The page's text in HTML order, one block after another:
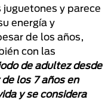
y parece
energía y
de los años,
con las
de adultez desde
los 7 años en
y se considera